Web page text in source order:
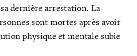
dernière arrestation. La
sont mortes après avoir
physique et mentale subie